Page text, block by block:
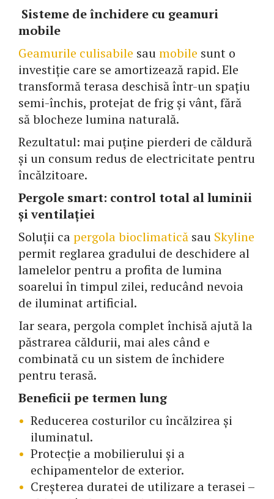
Sisteme de închidere cu geamuri
mobile
Geamurile culisabile saumobile sunt o
investiție care se amortizează rapid. Ele
transformă terasa deschisă într-un spațiu
semi-închis, protejat de frig și vânt, fără
să blocheze lumina naturală.
Rezultatul: mai puține pierderi de căldură
și un consum redus de electricitate pentru
încălzitoare.
Pergole smart: control total al luminii
și ventilației
Soluții capergola bioclimatică sau Skyline
permit reglarea gradului de deschidere al
lamelelor pentru a profita de lumina
soarelui în timpul zilei, reducând nevoia
de iluminat artificial.
Iar seara, pergola complet închisă ajută la
păstrarea căldurii, mai ales când e
combinată cu un sistem de închidere
pentru terasă.
Beneficii pe termen lung
Reducerea costurilor cu încălzirea și
iluminatul.
Protecție a mobilierului și a
echipamentelor de exterior.
Creșterea duratei de utilizare a terasei –